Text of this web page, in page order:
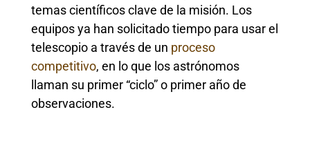
temas científicos clave de la misión. Los
equipos ya han solicitado tiempo para usar el
telescopio a través de un proceso
competitivo, en lo que los astrónomos
llaman su primer “ciclo” o primer año de
observaciones.